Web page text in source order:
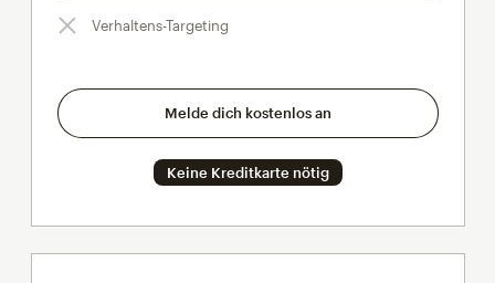
Verhaltens-Targeting
Melde dich kostenlos an
Keine Kreditkarte nötig